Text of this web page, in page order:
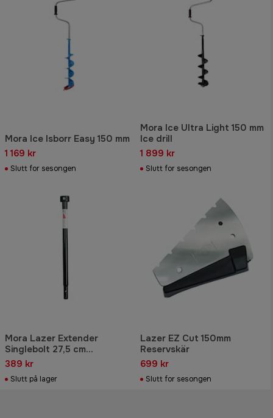
Mora Ice Isborr Easy 150 mm
1 169 kr
Slutt for sesongen
Mora Ice Ultra Light 150 mm
Ice drill
1 899 kr
Slutt for sesongen
Mora Lazer Extender
Singlebolt 27,5 cm
Förlängare
389 kr
Slutt på lager
Lazer EZ Cut 150mm
Reservskär
699 kr
Slutt for sesongen